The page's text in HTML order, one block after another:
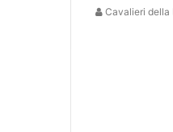
Cavalieri della